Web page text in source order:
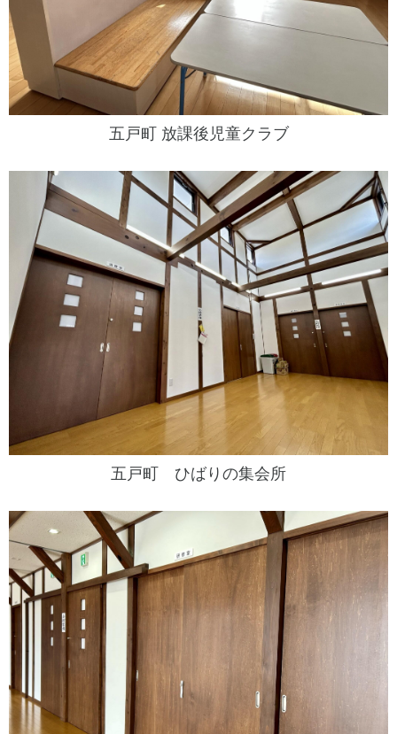
五戸町 放課後児童クラブ
五戸町 ひばりの集会所